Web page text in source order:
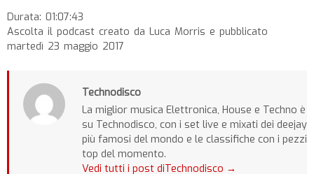
Durata: 01:07:43
Ascolta il podcast creato da Luca Morris e pubblicato
martedì 23 maggio 2017
Technodisco
La miglior musica Elettronica, House e Techno è
su Technodisco, con i set live e mixati dei deejay
più famosi del mondo e le classifiche con i pezzi
top del momento.
Vedi tutti i post diTechnodisco →